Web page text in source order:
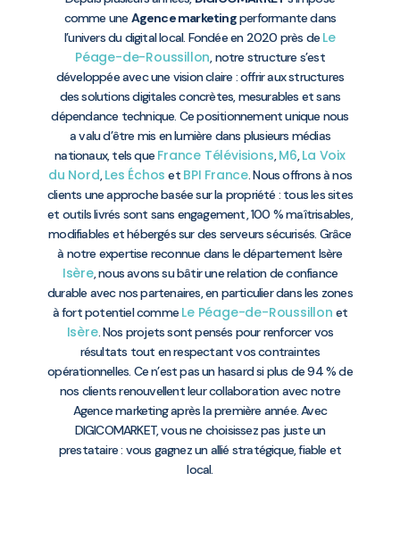
comme une Agence marketingperformante dans
l’univers du digital local. Fondée en 2020 près de Le
Péage-de-Roussillon, notre structure s’est
développée avec une vision claire : offrir aux structures
des solutions digitales concrètes, mesurables et sans
dépendance technique. Ce positionnement unique nous
a valu d’être mis en lumière dans plusieurs médias
nationaux, tels que France Télévisions,M6,La Voix
du Nord,Les Échos et BPI France. Nous offrons à nos
clients une approche basée sur la propriété : tous les sites
et outils livrés sont sans engagement, 100 % maîtrisables,
modifiables et hébergés sur des serveurs sécurisés. Grâce
à notre expertise reconnue dans le département Isère
Isère, nous avons su bâtir une relation de confiance
durable avec nos partenaires, en particulier dans les zones
à fort potentiel comme Le Péage-de-Roussillon et
Isère. Nos projets sont pensés pour renforcer vos
résultats tout en respectant vos contraintes
opérationnelles. Ce n’est pas un hasard si plus de 94 % de
nos clients renouvellent leur collaboration avec notre
Agence marketing après la première année. Avec
DIGICOMARKET, vous ne choisissez pas juste un
prestataire : vous gagnez un allié stratégique, fiable et
local.